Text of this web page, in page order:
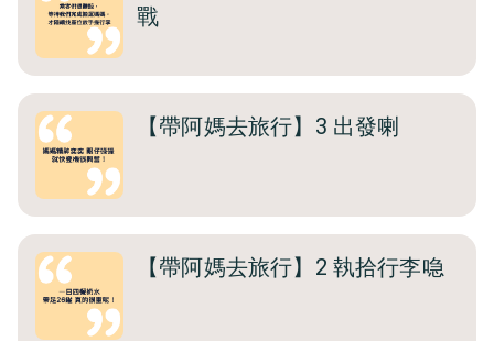
戰
【帶阿媽去旅行】3 出發喇
【帶阿媽去旅行】2 執拾行李喼